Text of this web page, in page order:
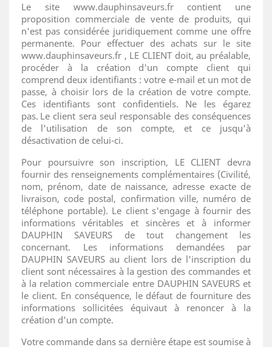
Le site www.dauphinsaveurs.fr contient une
proposition commerciale de vente de produits, qui
n'est pas considérée juridiquement comme une offre
permanente. Pour effectuer des achats sur le site
www.dauphinsaveurs.fr , LE CLIENT doit, au préalable,
procéder à la création d'un compte client qui
comprend deux identifiants : votre e-mail et un mot de
passe, à choisir lors de la création de votre compte.
Ces identifiants sont confidentiels. Ne les égarez
pas. Le client sera seul responsable des conséquences
de l'utilisation de son compte, et ce jusqu'à
désactivation de celui-ci.
Pour poursuivre son inscription, LE CLIENT devra
fournir des renseignements complémentaires (Civilité,
nom, prénom, date de naissance, adresse exacte de
livraison, code postal, confirmation ville, numéro de
téléphone portable). Le client s'engage à fournir des
informations véritables et sincères et à informer
DAUPHIN SAVEURS de tout changement les
concernant. Les informations demandées par
DAUPHIN SAVEURS au client lors de l'inscription du
client sont nécessaires à la gestion des commandes et
à la relation commerciale entre DAUPHIN SAVEURS et
le client. En conséquence, le défaut de fourniture des
informations sollicitées équivaut à renoncer à la
création d'un compte.
Votre commande dans sa dernière étape est soumise à